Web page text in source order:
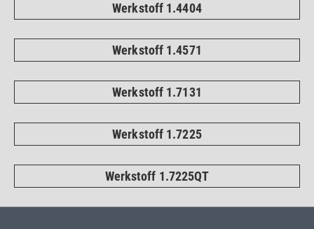
Werkstoff 1.4404
Werkstoff 1.4571
Werkstoff 1.7131
Werkstoff 1.7225
Werkstoff 1.7225QT